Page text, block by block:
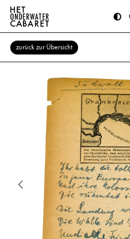
zurück zur Übersicht